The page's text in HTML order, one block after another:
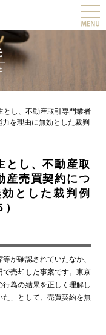
とし、不動産取引専門業者
を理由に無効とした裁判
とし、不動産取
産売買契約につ
とした裁判例
が確認されていたなか、
売却した事案です。東京
為の結果を正しく理解し
」として、売買契約を無